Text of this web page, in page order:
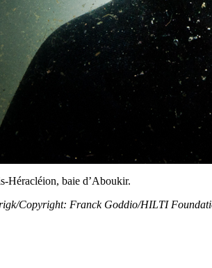
Héracléion, baie d’Aboukir.
Copyright: Franck Goddio/HILTI